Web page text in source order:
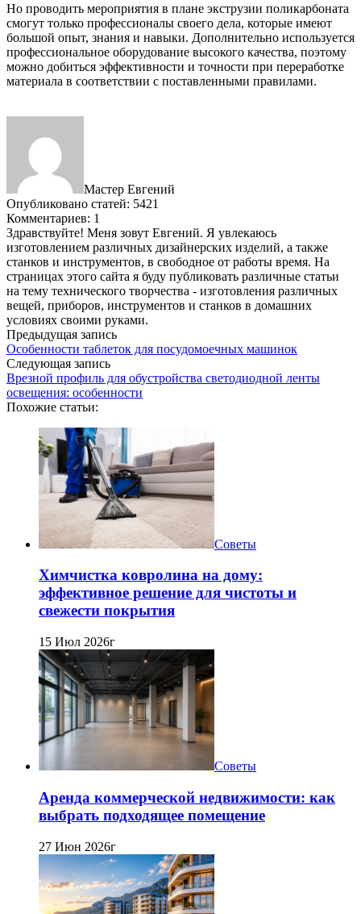
Но проводить мероприятия в плане экструзии поликарбоната
смогут только профессионалы своего дела, которые имеют
большой опыт, знания и навыки. Дополнительно используется
профессиональное оборудование высокого качества, поэтому
можно добиться эффективности и точности при переработке
материала в соответствии с поставленными правилами.
Мастер Евгений
Опубликовано статей: 5421
Комментариев: 1
Здравствуйте! Меня зовут Евгений. Я увлекаюсь
изготовлением различных дизайнерских изделий, а также
станков и инструментов, в свободное от работы время. На
страницах этого сайта я буду публиковать различные статьи
на тему технического творчества - изготовления различных
вещей, приборов, инструментов и станков в домашних
условиях своими руками.
Предыдущая запись
Особенности таблеток для посудомоечных машинок
Следующая запись
Врезной профиль для обустройства светодиодной ленты
освещения: особенности
Похожие статьи:
Советы
Химчистка ковролина на дому:
эффективное решение для чистоты и
свежести покрытия
15 Июл 2026г
Советы
Аренда коммерческой недвижимости: как
выбрать подходящее помещение
27 Июн 2026г